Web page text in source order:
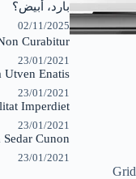
بارد، أبيض؟
02/11/2025
Curabitur
23/01/2021
Enatis
23/01/2021
Imperdiet
23/01/2021
Cunon
23/01/2021
Grid